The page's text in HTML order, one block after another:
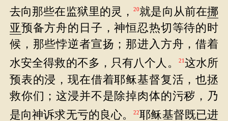
去向那些在监狱里的灵，20就是向从前在挪
亚预备方舟的日子，神恒忍热切等待的时
候，那些悖逆者宣扬；那进入方舟，借着
水安全得救的不多，只有八个人。
21这水所
预表的浸，现在借着耶稣基督复活，也拯
救你们；这浸并不是除掉肉体的污秽，乃
是向神诉求无亏的良心。22耶稣基督既已进